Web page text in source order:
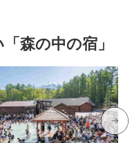
森の中の宿」